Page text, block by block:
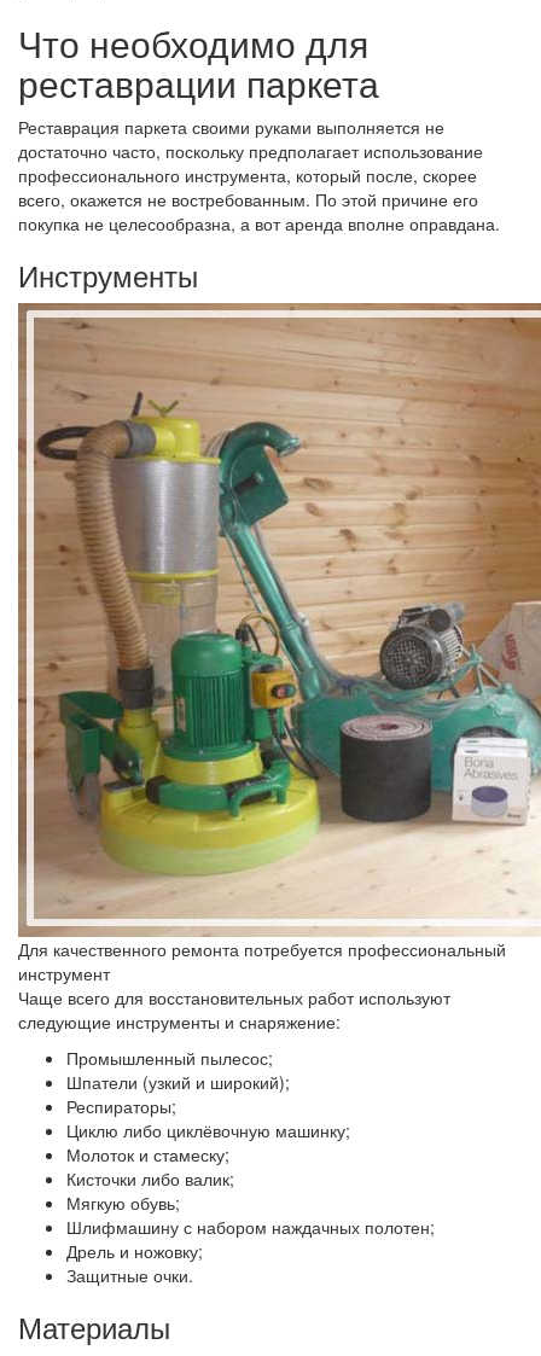
Что необходимо для
реставрации паркета
Реставрация паркета своими руками выполняется не
достаточно часто, поскольку предполагает использование
профессионального инструмента, который после, скорее
всего, окажется не востребованным. По этой причине его
покупка не целесообразна, а вот аренда вполне оправдана.
Инструменты
Для качественного ремонта потребуется профессиональный
инструмент
Чаще всего для восстановительных работ используют
следующие инструменты и снаряжение:
Промышленный пылесос;
Шпатели (узкий и широкий);
Респираторы;
Циклю либо циклёвочную машинку;
Молоток и стамеску;
Кисточки либо валик;
Мягкую обувь;
Шлифмашину с набором наждачных полотен;
Дрель и ножовку;
Защитные очки.
Материалы